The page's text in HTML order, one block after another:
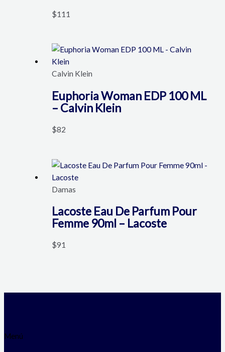
$111
Calvin Klein
Euphoria Woman EDP 100 ML
– Calvin Klein
$82
Damas
Lacoste Eau De Parfum Pour
Femme 90ml – Lacoste
$91
Menú